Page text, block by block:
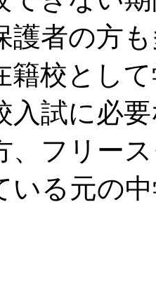
護者の方
籍校とし
入試に必
、フリー
いる元の